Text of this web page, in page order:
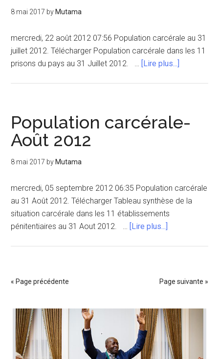
8 mai 2017 by Mutama
mercredi, 22 août 2012 07:56 Population carcérale au 31
juillet 2012. Télécharger Population carcérale dans les 11
prisons du pays au 31 Juillet 2012. … [Lire plus...]
Population carcérale-
Août 2012
8 mai 2017 by Mutama
mercredi, 05 septembre 2012 06:35 Population carcérale
au 31 Août 2012. Télécharger Tableau synthèse de la
situation carcérale dans les 11 établissements
pénitentiaires au 31 Aout 2012. … [Lire plus...]
2012
« Page précédente Page suivante »
Barre
latérale
principale